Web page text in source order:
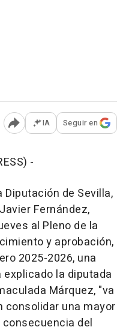
Abrir opciones para
IA Seguir en
-
Diputación de Sevilla,
Fernández,
al Pleno de la
y aprobación,
2025-2026, una
la diputada
Márquez, "va
una mayor
del